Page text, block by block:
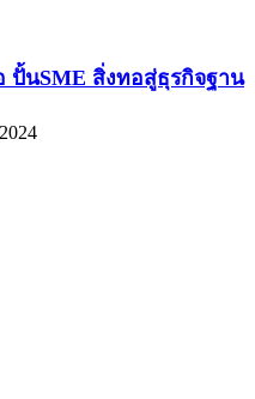
นSME สิ่งทอสู่ธุรกิจฐาน